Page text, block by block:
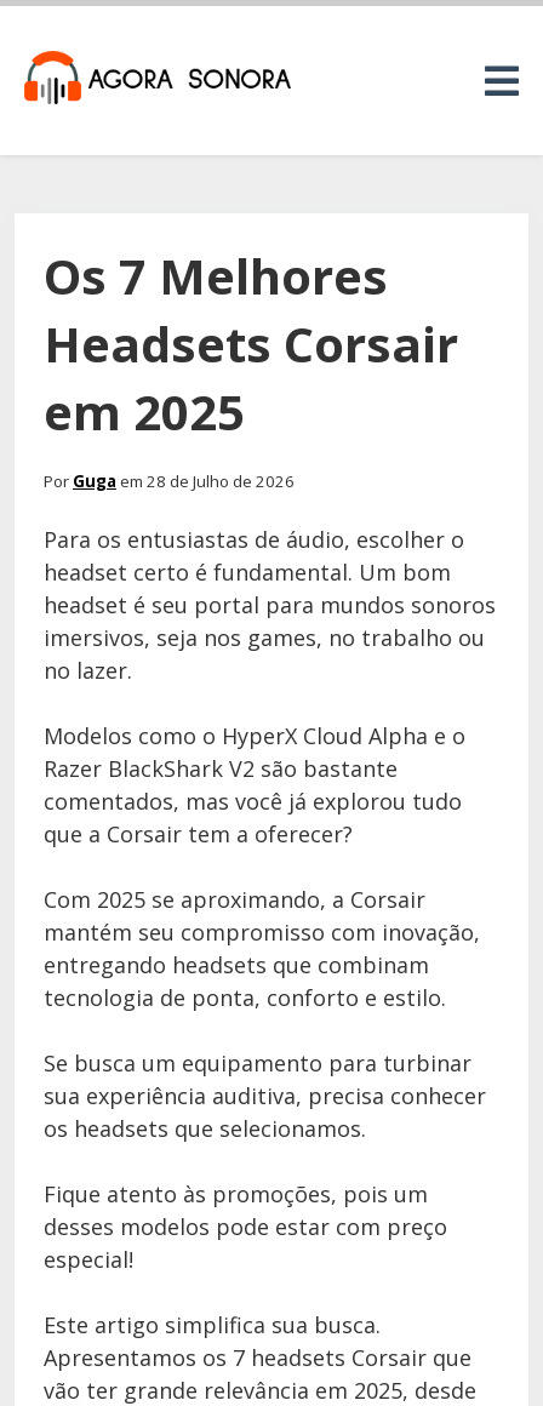
Os 7 Melhores
Headsets Corsair
em 2025
Por Guga em 28 de Julho de 2026
Para os entusiastas de áudio, escolher o
headset certo é fundamental. Um bom
headset é seu portal para mundos sonoros
imersivos, seja nos games, no trabalho ou
no lazer.
Modelos como o HyperX Cloud Alpha e o
Razer BlackShark V2 são bastante
comentados, mas você já explorou tudo
que a Corsair tem a oferecer?
Com 2025 se aproximando, a Corsair
mantém seu compromisso com inovação,
entregando headsets que combinam
tecnologia de ponta, conforto e estilo.
Se busca um equipamento para turbinar
sua experiência auditiva, precisa conhecer
os headsets que selecionamos.
Fique atento às promoções, pois um
desses modelos pode estar com preço
especial!
Este artigo simplifica sua busca.
Apresentamos os 7 headsets Corsair que
vão ter grande relevância em 2025, desde